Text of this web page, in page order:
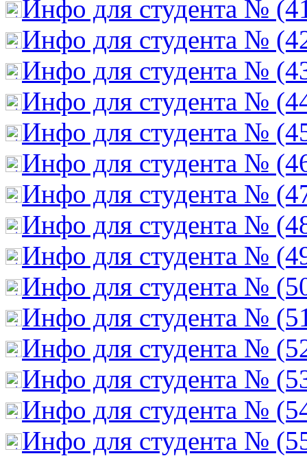
Инфо для студента №
Инфо для студента №
Инфо для студента №
Инфо для студента №
Инфо для студента №
Инфо для студента №
Инфо для студента №
Инфо для студента №
Инфо для студента №
Инфо для студента №
Инфо для студента №
Инфо для студента №
Инфо для студента №
Инфо для студента №
Инфо для студента №